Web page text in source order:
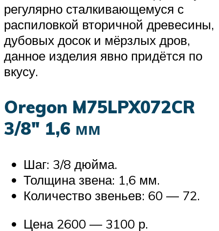
регулярно сталкивающемуся с
распиловкой вторичной древесины,
дубовых досок и мёрзлых дров,
данное изделия явно придётся по
вкусу.
Oregon M75LPX072CR
3/8″ 1,6 мм
Шаг: 3/8 дюйма.
Толщина звена: 1,6 мм.
Количество звеньев: 60 — 72.
Цена 2600 — 3100 р.